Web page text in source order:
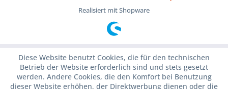
Realisiert mit Shopware
Diese Website benutzt Cookies, die für den technischen
Betrieb der Website erforderlich sind und stets gesetzt
werden. Andere Cookies, die den Komfort bei Benutzung
dieser Website erhöhen, der Direktwerbung dienen oder die